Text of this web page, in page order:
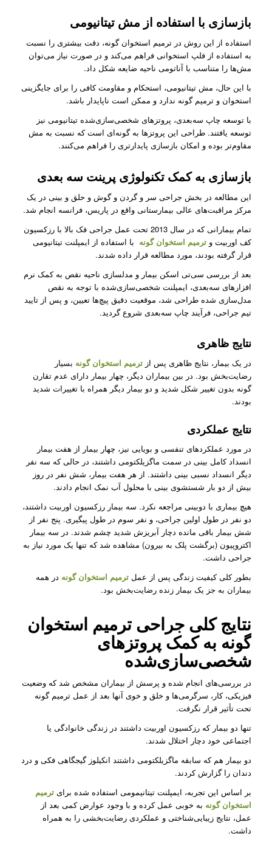
بازسازی با استفاده از مش تیتانیومی
استفاده از این روش در ترمیم استخوان گونه، دقت بیشتری را نسبت
به استفاده از فلپ استخوانی فراهم می‌کند و در صورت نیاز می‌توان
مش‌ها را متناسب با آناتومی ناحیه ضایعه شکل داد.
با این حال، مش تیتانیومی، استحکام و مقاومت کافی را برای جایگزینی
استخوان و ترمیم گونه ندارد و ممکن است ناپایدار باشد.
با توسعه چاپ سه‌بعدی، پروتزهای شخصی‌سازی‌شده تیتانیومی نیز
توسعه یافتند. طراحی این پروتزها به گونه‌ای‌ است که نسبت به مش
مقاوم‌تر بوده و امکان بازسازی پایدارتری را فراهم می‌کنند.
بازسازی به کمک تکنولوژی پرینت سه بعدی
این مطالعه در بخش جراحی سر و گردن و گوش و حلق و بینی در یک
مرکز مراقبت‌های عالی بیمارستانی واقع در پاریس، فرانسه انجام شد.
تمام بیمارانی که در سال 2013 تحت عمل جراحی فک بالا با رزکسیون
کف اوربیت و ترمیم استخوان گونه با استفاده از ایمپلنت تیتانیومی
قرار گرفته بودند، مورد مطالعه قرار داده شدند.
بعد از بررسی سی‌تی اسکن بیمار و مدلسازی ناحیه نقص به کمک نرم
افزارهای سه‌بعدی، ایمپلنت شخصی‌سازی‌شده با توجه به نقص
مدل‌سازی شده طراحی شد، موقعیت‌ دقیق پیچ‌ها تعیین، و پس از تایید
تیم جراحی، فرآیند چاپ سه‌بعدی شروع گردید.
نتایج ظاهری
در یک بیمار، نتایج ظاهری پس از ترمیم استخوان گونه بسیار
رضایت‌بخش بود. در بین بیماران دیگر، چهار بیمار دارای عدم تقارن
گونه بدون تغییر شکل شدید و دو بیمار دیگر همراه با تغییرات شدید
بودند.
نتایج عملکردی
در مورد عملکردهای تنفسی و بویایی نیز، چهار بیمار از هفت بیمار
انسداد کامل بینی در سمت ماگزیلکتومی داشتند، در حالی که سه نفر
دیگر انسداد نسبی بینی داشتند. از هر هفت بیمار، شش نفر در روز
بیش از دو بار شستشوی بینی با محلول آب نمک انجام دادند.
هیچ بیماری با دوبینی مراجعه نکرد. سه بیمار رزکسیون اوربیت داشتند،
دو نفر در طول اولین جراحی، و نفر سوم در طول پیگیری. پنج نفر از
شش بیمار باقی مانده دچار آبریزش شدید چشم شدند. در سه بیمار
اکتروپیون (برگشت پلک به بیرون) مشاهده شد که تنها یک مورد نیاز به
جراحی داشت.
بطور کلی کیفیت زندگی پس از عمل ترمیم استخوان گونه در همه
بیماران به جز یک بیمار زنده رضایت‌بخش بود.
نتایج کلی جراحی ترمیم استخوان
گونه به کمک پروتزهای
شخصی‌سازی‌شده
در بررسی‌های انجام شده و پرسش از بیماران مشخص شد که وضعیت
فیزیکی، کار، سرگرمی‌ها و خلق و خوی آنها بعد از عمل ترمیم گونه
تحت تأثیر قرار نگرفت.
تنها دو بیمار که رزکسیون اوربیت داشتند در زندگی خانوادگی یا
اجتماعی خود دچار اختلال شدند.
دو بیمار هم که سابقه ماگزیلکتومی داشتند انکیلوز گیجگاهی فکی و درد
دندان را گزارش کردند.
بر اساس این تجربه، ایمپلنت تیتانیمومی استفاده شده برای ترمیم
استخوان گونه به خوبی عمل کرده و با وجود عوارض کمی بعد از
عمل، نتایج زیبایی‌شناختی و عملکردی رضایت‌بخشی را به همراه
داشت.